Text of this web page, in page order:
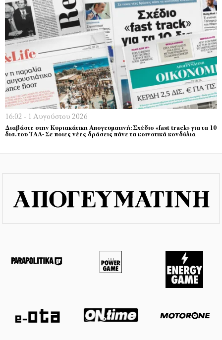
16:02 - 1 Αυγούστου 2026
Διαβάστε στην Κυριακάτικη Απογευματινή: Σχέδιο «fast track» για τα 10
δισ. του ΤΑΑ- Σε ποιες νέες δράσεις πάνε τα κοινοτικά κονδύλια